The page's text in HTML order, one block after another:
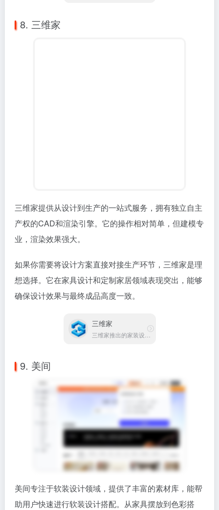
8. 三维家
三维家提供从设计到生产的一站式服务，拥有独立自主
产权的CAD和渲染引擎。它的操作相对简单，但建模专
业，渲染效果强大。
如果你需要将设计方案直接对接生产环节，三维家是理
想选择。它在家具设计和定制家居领域表现突出，能够
确保设计效果与最终成品高度一致。
三维家
三维家推出的家装设计软件
9. 美间
美间专注于软装设计领域，提供了丰富的素材库，能帮
助用户快速进行软装设计搭配。从家具摆放到色彩搭